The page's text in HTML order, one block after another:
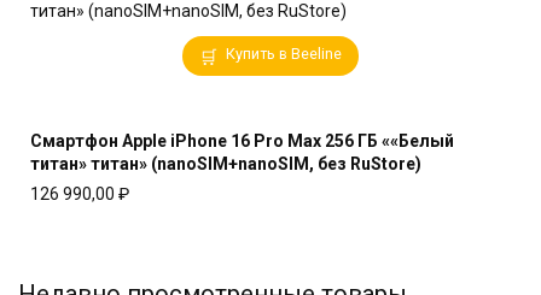
Купить в Beeline
Смартфон Apple iPhone 16 Pro Max 256 ГБ ««Белый
титан» титан» (nanoSIM+nanoSIM, без RuStore)
126 990,00 ₽